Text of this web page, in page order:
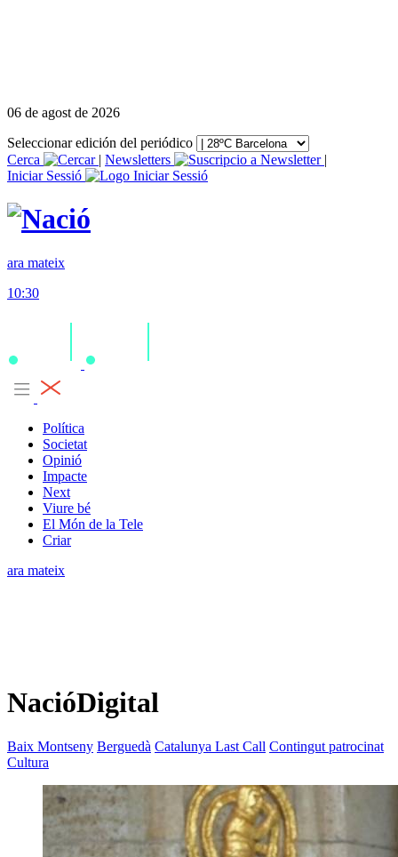
06 de agost de 2026
Seleccionar edición del periódico
Cerca
| Newsletters
|
Iniciar Sessió
ara mateix
10:30
Política
Societat
Opinió
Impacte
Next
Viure bé
El Món de la Tele
Criar
ara mateix
NacióDigital
Baix Montseny Berguedà Catalunya Last Call Contingut patrocinat
Cultura